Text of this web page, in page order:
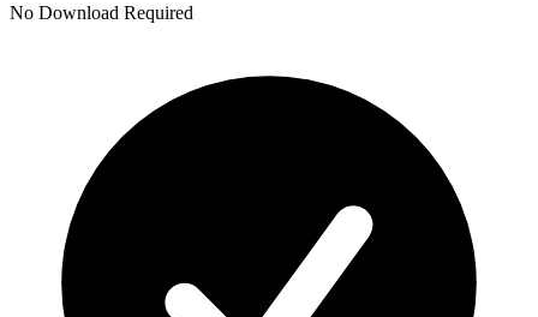
No Download Required